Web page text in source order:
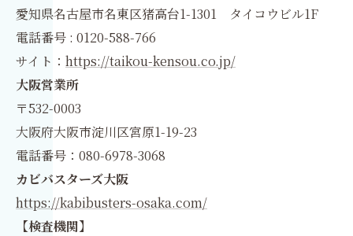
愛知県名古屋市名東区猪高台1-1301 タイコウビル1F
電話番号 : 0120-588-766
サイト： https://taikou-kensou.co.jp/
大阪営業所
〒532-0003
大阪府大阪市淀川区宮原1-19-23
電話番号：080-6978-3068
カビバスターズ大阪
https://kabibusters-osaka.com/
【検査機関】